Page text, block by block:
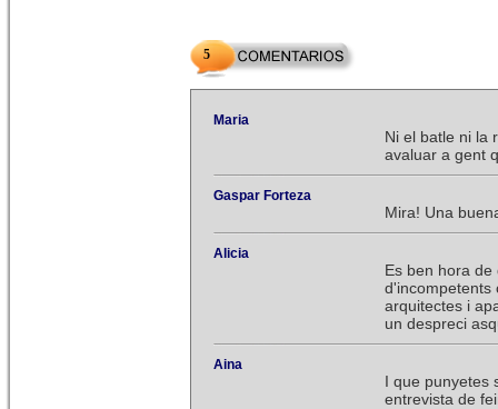
5
Maria
Ni el batle ni la
avaluar a gent
Gaspar Forteza
Mira! Una
Alicia
Es ben hora
d'incompetents
arquitectes i
un despreci
Aina
I que punyetes
entrevista de